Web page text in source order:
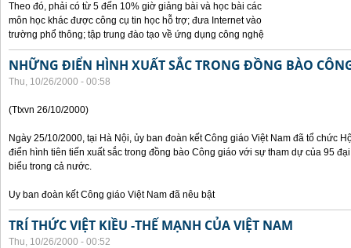
Theo đó, phải có từ 5 đến 10% giờ giảng bài và học bài các
môn học khác được công cụ tin học hỗ trợ; đưa Internet vào
trường phổ thông; tập trung đào tạo về ứng dụng công nghệ
NHỮNG ĐIỂN HÌNH XUẤT SẮC TRONG ĐỒNG BÀO
Thu, 10/26/2000 - 00:58
(Ttxvn 26/10/2000)
Ngày 25/10/2000, tại Hà Nội, ủy ban đoàn kết Công giáo Việt Nam đã tổ chức
điển hình tiên tiến xuất sắc trong đồng bào Công giáo với sự tham dự của 95
biểu trong cả nước.
Uy ban đoàn kết Công giáo Việt Nam đã nêu bật
TRÍ THỨC VIỆT KIỀU -THẾ MẠNH CỦA VIỆT NAM
Thu, 10/26/2000 - 00:52